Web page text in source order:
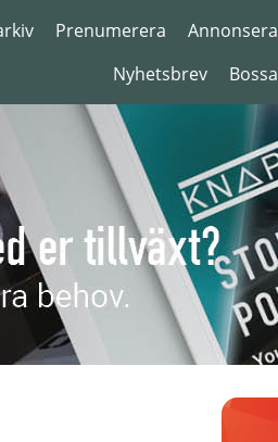
Prenumerera Annonsera
Nyhetsbrev
Bossa